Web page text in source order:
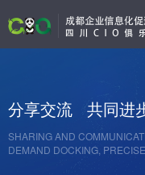
分享交流 共同进
SHARING AND
DEMAND DOCKING,